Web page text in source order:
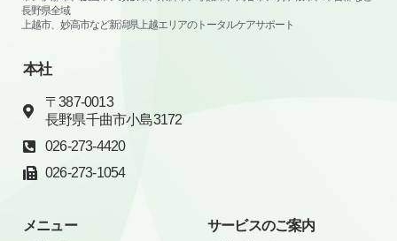
長野県全域
上越市、妙高市など新潟県上越エリアのトータルケアサポート
本社
〒387-0013
長野県千曲市小島3172
026-273-4420
026-273-1054
メニュー サービスのご案内